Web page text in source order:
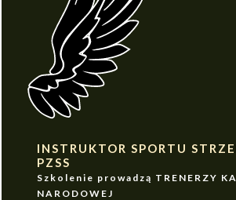
INSTRUKTOR SPORTU
PZSS
Szkolenie prowadzą TRENERZY
NARODOWEJ